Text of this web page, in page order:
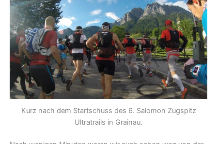
Kurz nach dem Startschuss des 6. Salomon Zugspitz
Ultratrails in Grainau.